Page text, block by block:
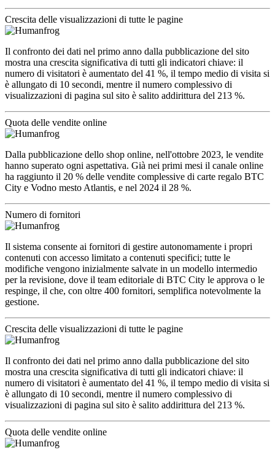
Crescita delle visualizzazioni di tutte le pagine
Il confronto dei dati nel primo anno dalla pubblicazione del sito
mostra una crescita significativa di tutti gli indicatori chiave: il
numero di visitatori è aumentato del 41 %, il tempo medio di visita si
è allungato di 10 secondi, mentre il numero complessivo di
visualizzazioni di pagina sul sito è salito addirittura del 213 %.
Quota delle vendite online
Dalla pubblicazione dello shop online, nell'ottobre 2023, le vendite
hanno superato ogni aspettativa. Già nei primi mesi il canale online
ha raggiunto il 20 % delle vendite complessive di carte regalo BTC
City e Vodno mesto Atlantis, e nel 2024 il 28 %.
Numero di fornitori
Il sistema consente ai fornitori di gestire autonomamente i propri
contenuti con accesso limitato a contenuti specifici; tutte le
modifiche vengono inizialmente salvate in un modello intermedio
per la revisione, dove il team editoriale di BTC City le approva o le
respinge, il che, con oltre 400 fornitori, semplifica notevolmente la
gestione.
Crescita delle visualizzazioni di tutte le pagine
Il confronto dei dati nel primo anno dalla pubblicazione del sito
mostra una crescita significativa di tutti gli indicatori chiave: il
numero di visitatori è aumentato del 41 %, il tempo medio di visita si
è allungato di 10 secondi, mentre il numero complessivo di
visualizzazioni di pagina sul sito è salito addirittura del 213 %.
Quota delle vendite online